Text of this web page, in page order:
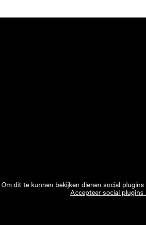
Om dit te kunnen bekijken dienen social
Accepteer social